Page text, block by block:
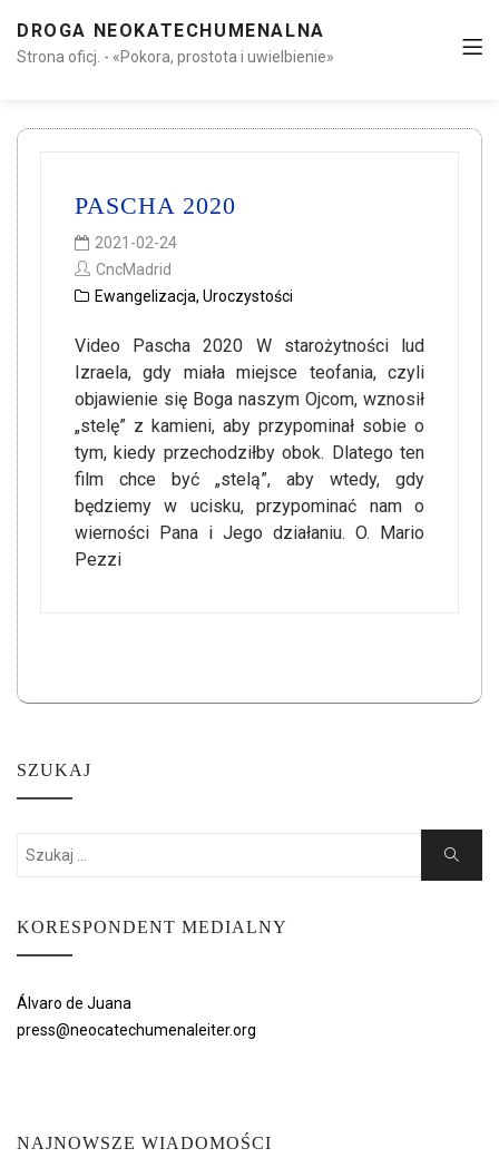
DROGA NEOKATECHUMENALNA
Strona oficj. - «Pokora, prostota i uwielbienie»
PASCHA 2020
2021-02-24
CncMadrid
Ewangelizacja, Uroczystości
Video Pascha 2020 W starożytności lud
Izraela, gdy miała miejsce teofania, czyli
objawienie się Boga naszym Ojcom, wznosił
„stelę” z kamieni, aby przypominał sobie o
tym, kiedy przechodziłby obok. Dlatego ten
film chce być „stelą”, aby wtedy, gdy
będziemy w ucisku, przypominać nam o
wierności Pana i Jego działaniu. O. Mario
Pezzi
SZUKAJ
Search
Search
KORESPONDENT MEDIALNY
Álvaro de Juana
press@neocatechumenaleiter.org
NAJNOWSZE WIADOMOŚCI